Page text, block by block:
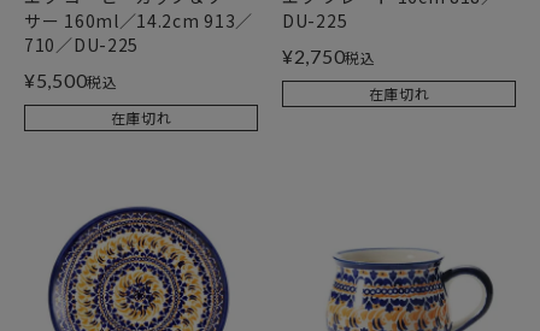
サー 160ml／14.2cm 913／
710／DU-225
¥5,500税込
在庫切れ
DU-225
¥2,750税込
在庫切れ